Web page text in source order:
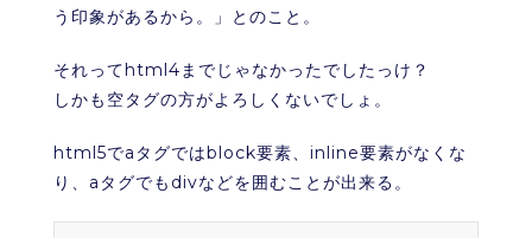
う印象があるから。」とのこと。
それってhtml4までじゃなかったでしたっけ？
しかも空タグの方がよろしくないでしょ。
html5でaタグではblock要素、inline要素がなくな
り、aタグでもdivなどを囲むことが出来る。